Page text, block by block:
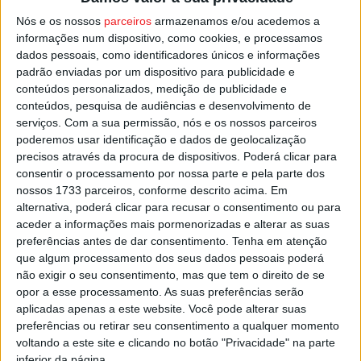
Nós e os nossos parceiros armazenamos e/ou acedemos a
informações num dispositivo, como cookies, e processamos
dados pessoais, como identificadores únicos e informações
padrão enviadas por um dispositivo para publicidade e
conteúdos personalizados, medição de publicidade e
conteúdos, pesquisa de audiências e desenvolvimento de
serviços. Com a sua permissão, nós e os nossos parceiros
poderemos usar identificação e dados de geolocalização
precisos através da procura de dispositivos. Poderá clicar para
consentir o processamento por nossa parte e pela parte dos
nossos 1733 parceiros, conforme descrito acima. Em
alternativa, poderá clicar para recusar o consentimento ou para
aceder a informações mais pormenorizadas e alterar as suas
preferências antes de dar consentimento. Tenha em atenção
que algum processamento dos seus dados pessoais poderá
não exigir o seu consentimento, mas que tem o direito de se
opor a esse processamento. As suas preferências serão
aplicadas apenas a este website. Você pode alterar suas
preferências ou retirar seu consentimento a qualquer momento
voltando a este site e clicando no botão "Privacidade" na parte
desta vez em casa, num triunfo por 3-1, e depois de ter
ganho por 2-1 no jogo da primeira-mão.
A final será então jogada no domingo, pelas 16:00, no
Complexo Desportivo de Castro Daire.
Esta e outras notícias para ouvir na Estação Diária – 96.8
FM ou emwww.968.fm.
Pub
TAGS AF Viseu Futebol Taça Distrital Viseu